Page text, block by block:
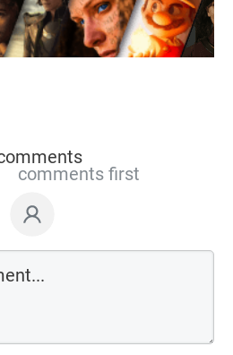
comments first